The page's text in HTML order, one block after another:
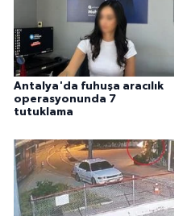
Antalya'da fuhuşa aracılık
operasyonunda 7
tutuklama